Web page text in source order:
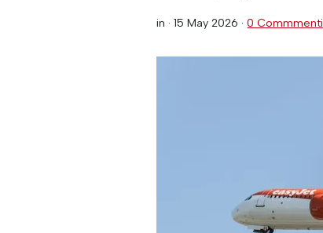
in ·15 May 2026 ·0 Commmenti